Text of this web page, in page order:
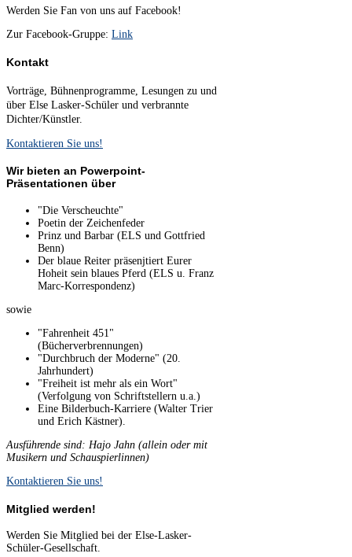
Werden Sie Fan von uns auf Facebook!
Zur Facebook-Gruppe: Link
Kontakt
Vorträge, Bühnenprogramme, Lesungen zu und
über Else Lasker-Schüler und verbrannte
Dichter/Künstler.
Kontaktieren Sie uns!
Wir bieten an Powerpoint-
Präsentationen über
"Die Verscheuchte"
Poetin der Zeichenfeder
Prinz und Barbar (ELS und Gottfried
Benn)
Der blaue Reiter präsenjtiert Eurer
Hoheit sein blaues Pferd (ELS u. Franz
Marc-Korrespondenz)
sowie
"Fahrenheit 451"
(Bücherverbrennungen)
"Durchbruch der Moderne" (20.
Jahrhundert)
"Freiheit ist mehr als ein Wort"
(Verfolgung von Schriftstellern u.a.)
Eine Bilderbuch-Karriere (Walter Trier
und Erich Kästner).
Ausführende sind: Hajo Jahn (allein oder mit
Musikern und Schauspierlinnen)
Kontaktieren Sie uns!
Mitglied werden!
Werden Sie Mitglied bei der Else-Lasker-
Schüler-Gesellschaft.